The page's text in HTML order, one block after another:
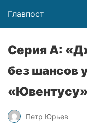
Главпост
Серия А:
без шансов
«Ювентусу»
Петр Юрьев